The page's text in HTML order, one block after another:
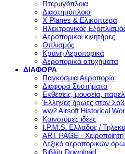
Πτερυγόπλοια
Διαστημόπλοια
X Planes & Ελικόπτερα
Ηλεκτρονικός
Αεροπορικοί κινητήρες
Οπλισμός
Κράνη Αεροπορικά
Αεροπορικά ατυχήματα
ΔΙΑΦΟΡΑ
Παγκόσμια Αεροπορία
Διάφορα Συστήματα
Εκθέσεις, μουσεία,
Έλληνες ήρωες στον
ww2 Airsoft Historical
Καινοτόμες ιδέες
I.P.M.S. Ελλάδος /
ART PAGE -
Λεξικό αεροπορικών
Βιβλία Download